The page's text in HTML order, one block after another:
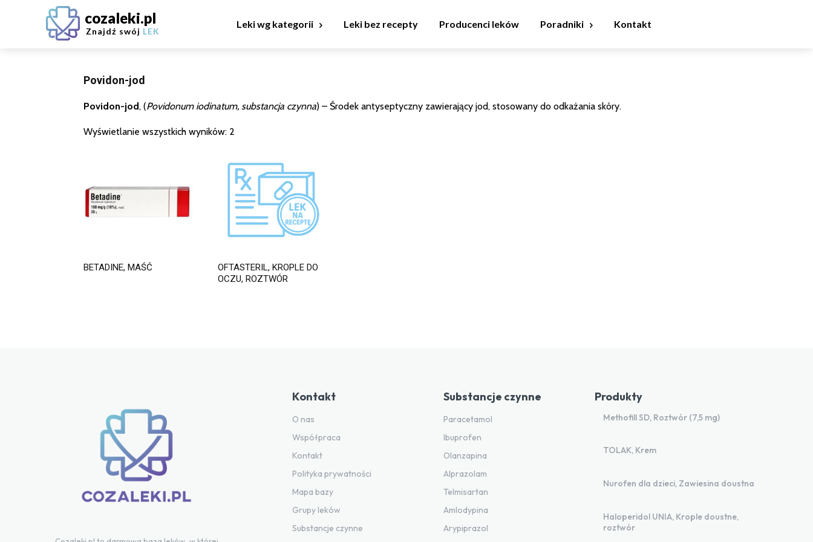
cozaleki.pl
Znajdź swój LEK
Leki wg kategorii Leki bez recepty Producenci leków Poradniki Kontakt
Povidon-jod
Povidon-jod, (Povidonum iodinatum, substancja czynna) – Środek antyseptyczny zawierający jod, stosowany do odkażania skóry.
Wyświetlanie wszystkich wyników: 2
BETADINE, MAŚĆ
OFTASTERIL, KROPLE DO
OCZU, ROZTWÓR
Kontakt
O nas
Współpraca
Kontakt
Polityka prywatności
Mapa bazy
Grupy leków
Substancje czynne
Substancje czynne
Paracetamol
Ibuprofen
Olanzapina
Alprazolam
Telmisartan
Amlodypina
Arypiprazol
Produkty
Methofill SD, Roztwór (7,5 mg)
TOLAK, Krem
Nurofen dla dzieci, Zawiesina doustna
Haloperidol UNIA, Krople doustne,
roztwór